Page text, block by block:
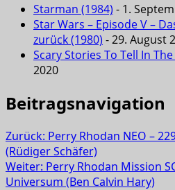
Starman (1984) - 1.
Star Wars – Episode V –
zurück (1980) - 29. August
Scary Stories To Tell In
2020
Beitragsnavigation
Zurück: Perry Rhodan NEO –
(Rüdiger Schäfer)
Weiter: Perry Rhodan Mission
Universum (Ben Calvin Hary)